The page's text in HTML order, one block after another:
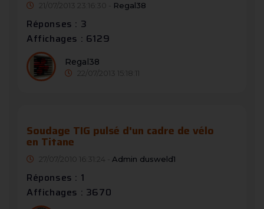
21/07/2013 23:16:30 - Regal38
Réponses : 3
Affichages : 6129
Regal38
22/07/2013 15:18:11
Soudage TIG pulsé d'un cadre de vélo
en Titane
27/07/2010 16:31:24 - Admin dusweld1
Réponses : 1
Affichages : 3670